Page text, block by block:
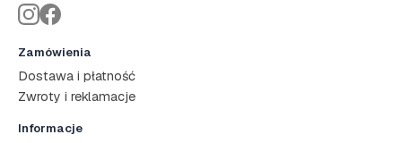
Zamówienia
Dostawa i płatność
Zwroty i reklamacje
Informacje